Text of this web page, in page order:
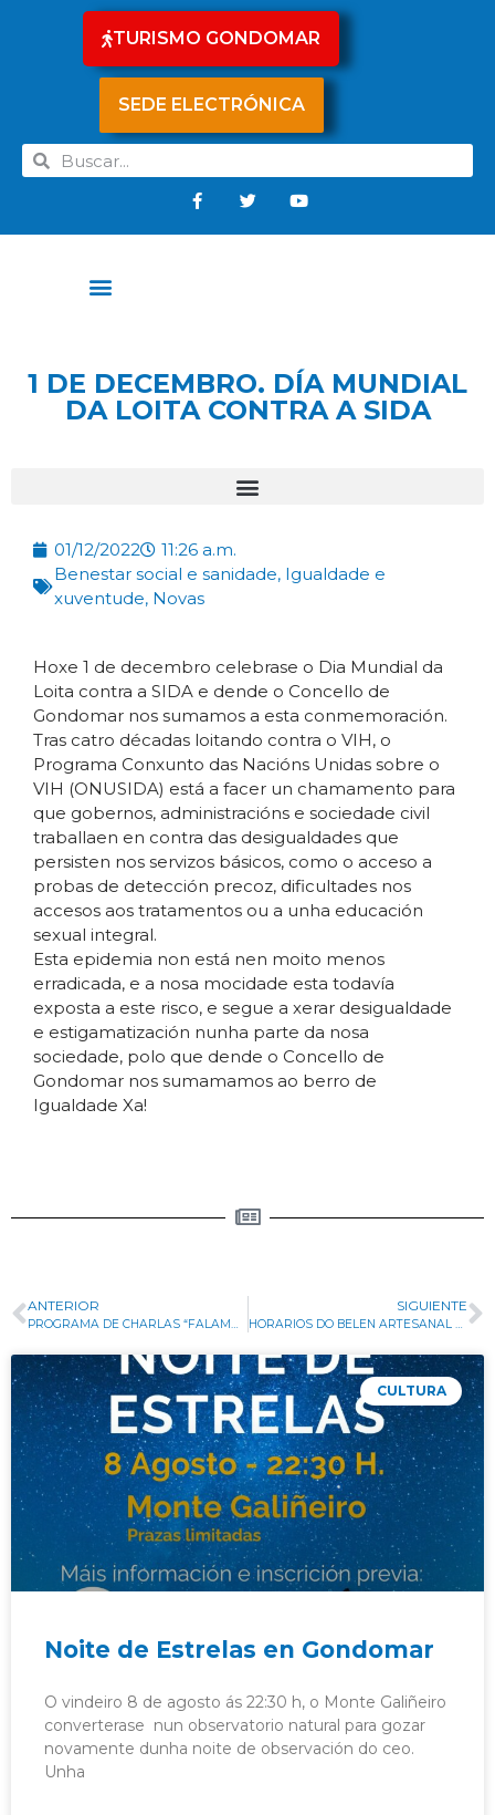
TURISMO GONDOMAR
SEDE ELECTRÓNICA
1 DE DECEMBRO. DÍA MUNDIAL
DA LOITA CONTRA A SIDA
01/12/2022
11:26 a.m.
Benestar social e sanidade, Igualdade e
xuventude, Novas
Hoxe 1 de decembro celebrase o Dia Mundial da
Loita contra a SIDA e dende o Concello de
Gondomar nos sumamos a esta conmemoración.
Tras catro décadas loitando contra o VIH, o
Programa Conxunto das Nacións Unidas sobre o
VIH (ONUSIDA) está a facer un chamamento para
que gobernos, administracións e sociedade civil
traballaen en contra das desigualdades que
persisten nos servizos básicos, como o acceso a
probas de detección precoz, dificultades nos
accesos aos tratamentos ou a unha educación
sexual integral.
Esta epidemia non está nen moito menos
erradicada, e a nosa mocidade esta todavía
exposta a este risco, e segue a xerar desigualdade
e estigamatización nunha parte da nosa
sociedade, polo que dende o Concello de
Gondomar nos sumamamos ao berro de
Igualdade Xa!
ANTERIOR
PROGRAMA DE CHARLAS “FALAMOS”
SIGUIENTE
HORARIOS DO BELEN ARTESANAL EN MOVEMENTO
CULTURA
Noite de Estrelas en Gondomar
O vindeiro 8 de agosto ás 22:30 h, o Monte Galiñeiro
converterase nun observatorio natural para gozar
novamente dunha noite de observación do ceo.
Unha